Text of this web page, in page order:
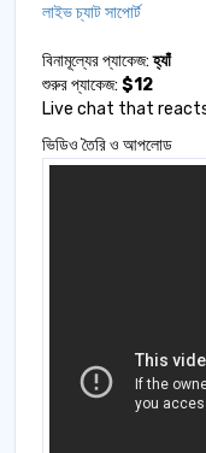
লাইভ চ্যাট সাপোর্ট
বিনামূল্যের প্যাকেজ:হ্যাঁ
শুরুর প্যাকেজ: $12
Live chat that
ভিডিও তৈরি ও আপলোড